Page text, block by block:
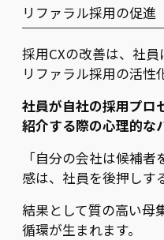
リファラル採用の促進
採用CXの改善は、社
リファラル採用の活性
社員が自社の採用プロ
紹介する際の心理的な
「自分の会社は候補
感は、社員を後押しす
結果として質の高い母
循環が生まれます。